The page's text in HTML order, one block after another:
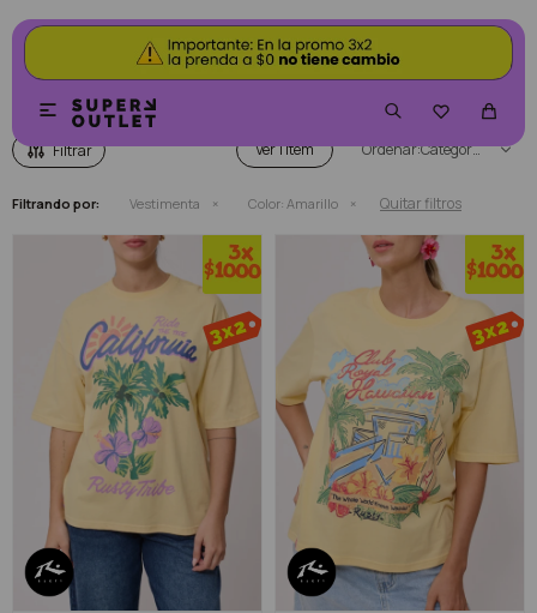

 VESTIMENTA COLOR AMARILLO
Ver Categoría
Filtrando por: Vestimenta Color: Amarillo Quitar filtros